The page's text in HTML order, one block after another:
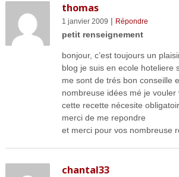
thomas
1 janvier 2009 | Répondre
petit renseignement
bonjour, c’est toujours un
blog je suis en ecole hoteliere
me sont de trés bon conseille
nombreuse idées mé je
cette recette nécesite
merci de me repondre
et merci pour vos nombreuse
chantal33